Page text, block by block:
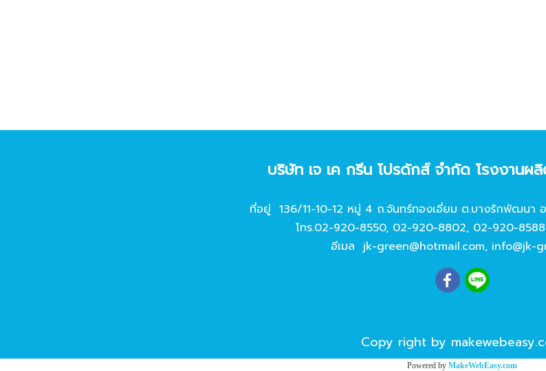
บริษัท เจ เค กรีน โปรดักส์ จํากัด โรงงานผ
ที่อยู่ 136/11-10-12 หมู่ 4 ถ.จันทร์ทองเอี่ยม ต.บางรักพัฒนา อ
โทร.02-920-8550, 02-920-8802, 02-920-8588
อีเมล jk-green@hotmail.com, info@jk-
Copy right by
Powered by MakeWebEasy.com